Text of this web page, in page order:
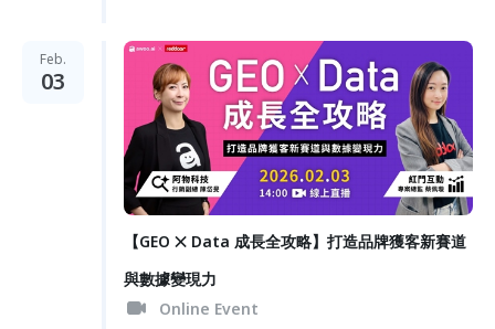
Feb.
03
【GEO ྾ Data 成長全攻略】打造品牌獲客新賽道
與數據變現力
Online Event